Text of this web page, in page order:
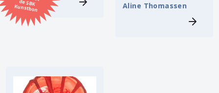
Kunstbon
Kunstenaar
Orientatie
Aline Thomassen